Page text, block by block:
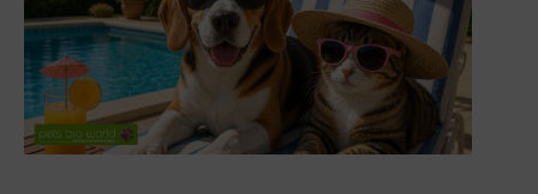
Unser Team!
Blog
Kontakt